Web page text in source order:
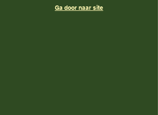
Ga door naar site